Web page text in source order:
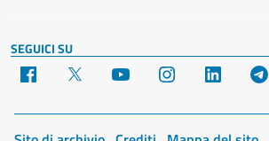
SEGUICI SU
Facebook YouTube Instagram LinkedIn